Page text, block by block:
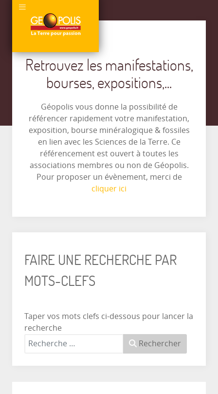
Retrouvez les manifestations,
bourses, expositions,...
Géopolis vous donne la possibilité de
référencer rapidement votre manifestation,
exposition, bourse minéralogique & fossiles
en lien avec les Sciences de la Terre. Ce
référencement est ouvert à toutes les
associations membres ou non de Géopolis.
Pour proposer un évènement, merci de
cliquer ici
FAIRE UNE RECHERCHE PAR
MOTS-CLEFS
Taper vos mots clefs ci-dessous pour lancer la
recherche
Rechercher